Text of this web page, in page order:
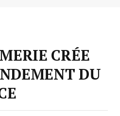
CRÉE
DU